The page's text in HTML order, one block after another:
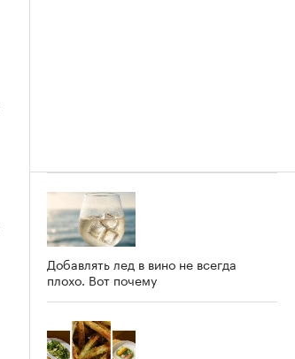
Добавлять лед в вино не всегда
плохо. Вот почему